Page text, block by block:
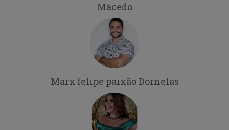
Macedo
Marx felipe paixão Dornelas